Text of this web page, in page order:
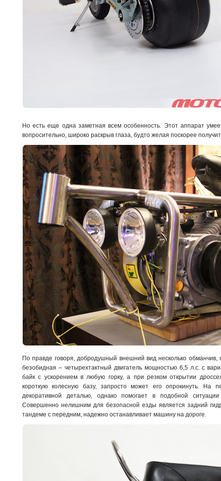
Но есть еще одна заметная всем особенность. Этот аппарат
вопросительно, широко раскрыв глаза, будто желая поскорее
По правде говоря, добродушный внешний вид несколько обманчив,
безобидная – четырехтактный двигатель мощностью 6,5 л.с. с
байк с ускорением в любую горку, а при резком открытии
короткую колесную базу, запросто может его опрокинуть. На
декоративной деталью, однако помогает в подобной
Совершенно нелишним для безопасной езды является задний
тандеме с передним, надежно останавливает машину на дороге.